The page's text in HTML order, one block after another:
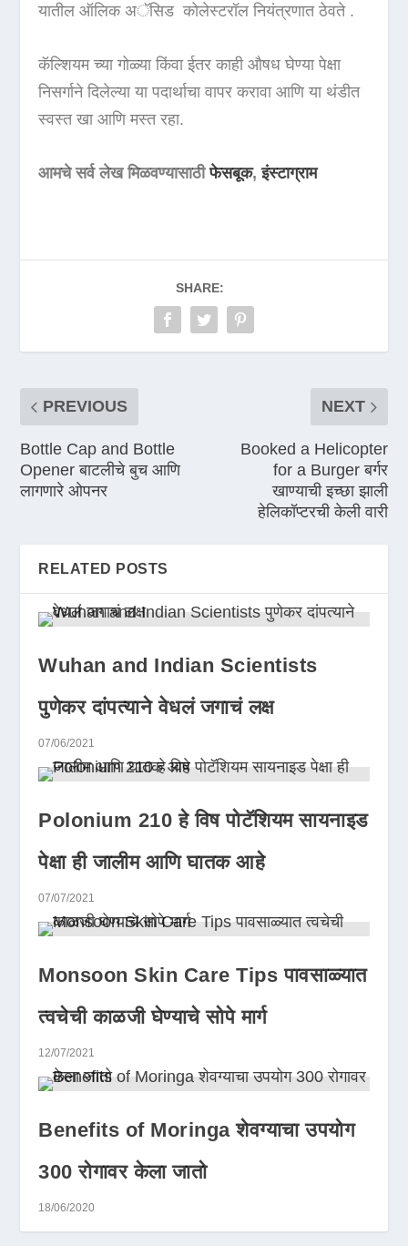
यातील ऑलिक अॅसिड कोलेस्टरॉल नियंत्रणात ठेवते .
कॅल्शियम च्या गोळ्या किंवा ईतर काही औषध घेण्या पेक्षा
निसर्गाने दिलेल्या या पदार्थाचा वापर करावा आणि या थंडीत
स्वस्त खा आणि मस्त रहा.
आमचे सर्व लेख मिळवण्यासाठीफेसबूक,इंस्टाग्राम
SHARE:
PREVIOUS
Bottle Cap and Bottle
Opener बाटलीचे बुच आणि
लागणारे ओपनर
NEXT
Booked a Helicopter
for a Burger बर्गर
खाण्याची इच्छा झाली
हेलिकॉप्टरची केली वारी
RELATED POSTS
Wuhan and Indian Scientists
पुणेकर दांपत्याने वेधलं जगाचं लक्ष
07/06/2021
Polonium 210 हे विष पोटॅशियम सायनाइड
पेक्षा ही जालीम आणि घातक आहे
07/07/2021
Monsoon Skin Care Tips पावसाळ्यात
त्वचेची काळजी घेण्याचे सोपे मार्ग
12/07/2021
Benefits of Moringa शेवग्याचा उपयोग
300 रोगावर केला जातो
18/06/2020